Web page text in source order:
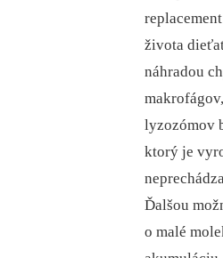
života
náhradou
lyzozómov
ktorý je
Ďalšou
o malé